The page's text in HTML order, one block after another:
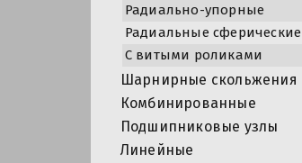
Радиально-упорные
Радиальные сферические
С витыми роликами
Шарнирные скольжения
Комбинированные
Подшипниковые узлы
Линейные